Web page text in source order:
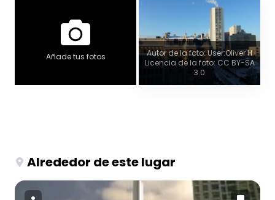
Añade tus fotos
Autor de la foto: User:Oliver H
Licencia de la foto: CC BY-SA
3.0
Alrededor de este lugar